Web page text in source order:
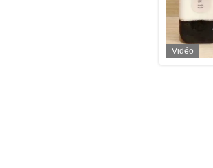
Vidéo